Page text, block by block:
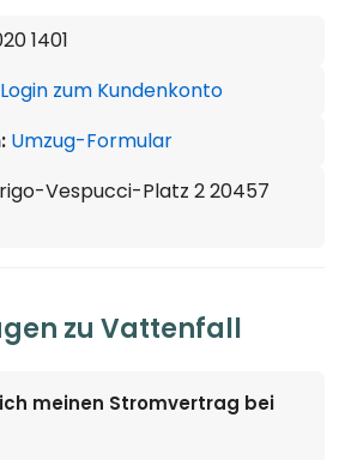
1401
Login zum Kundenkonto
Umzug-Formular
Vespucci-Platz 2 20457
zu Vattenfall
meinen Stromvertrag bei